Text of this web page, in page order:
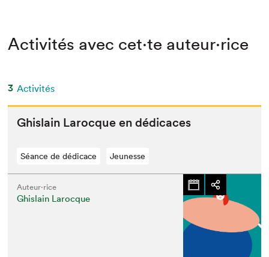
Activités avec cet·te auteur·rice
3 Activités
Ghis­lain Larocque en dédicaces
Séance de dédicace Jeunesse
Auteur·rice
Ghislain Larocque